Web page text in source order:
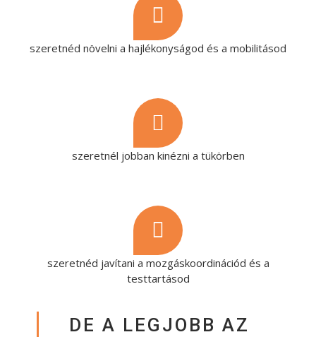
szeretnéd növelni a hajlékonyságod és a mobilitásod
szeretnél jobban kinézni a tükörben
szeretnéd javítani a mozgáskoordinációd és a
testtartásod
DE A LEGJOBB AZ